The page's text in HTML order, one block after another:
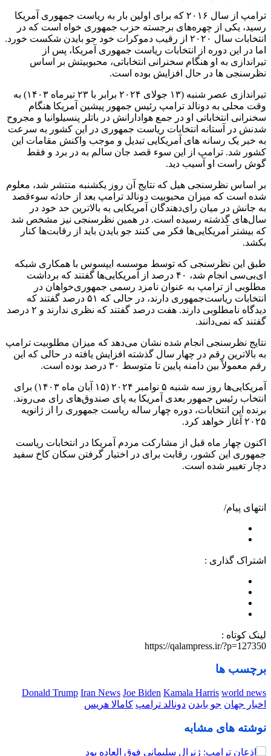
ترامپ از سال ۲۰۱۶ که برای اولین بار به ریاست جمهوری آمریکا
رسید، یکی از چهره‌های برجسته حزب جمهوری‌ خواه است که در
انتخابات سال ۲۰۲۰ از رقیب دموکرات خود جو بایدن شکست خورد.
اما در این دوره از انتخابات ریاست جمهوری آمریکا، پس از
تیراندازی به او هنگام سخنرانی انتخاباتی، محبوبیتش بر اساس
نظرسنجی ها در حال افزایش بوده است.
تیراندازی عصر شنبه (۱۳ جولای ۲۰۲۴ برابر با ۲۳ تیرماه ۱۴۰۳) به
وقت محلی به دونالد ترامپ رئیس جمهور پیشین آمریکا هنگام
سخنرانی انتخاباتی او در جمع هوادارانش در باتلر پنسیلوانیا و مجروح
شدنش در آستانه انتخابات ریاست جمهوری در این کشور به سرعت
به خبر یک رسانه های آمریکایی تبدیل و موجب واکنش مقامات این
کشور شد. ترامپ از این سوء قصد جان سالم به در برد و فقط
گوش راست او آسیب دید.
بر اساس نظرسنجی هیل که نتایج آن روز یکشنبه منتشر شد، معلوم
شده است که میزان محبوبیت دونالد ترامپ بعد از حادثه سوءقصد
به جانش در میان رای‌دهندگان آمریکایی به بالاترین حد خود در
سال‌های گذشته رسیده است. در همین نظرسنجی نیز مشخص شد
که بیشتر آمریکایی‌ها فکر می کنند جو بایدن باید از رقابت‌ها کنار
بکشد.
طبق این نظرسنجی که توسط موسسه ایپسوس با همکاری شبکه
ای‌بی‌سی انجام شد، ۴۰ درصد از آمریکایی‌ها گفتند که برداشت
مطلوبی از ترامپ به عنوان نامزد رسمی جمهوری‌خواهان در
انتخابات ریاست‌جمهوری دارند، در حالی که ۵۱ درصد گفتند که
دیدگاه نامطلوبی دارند. هفت درصد گفتند که نظری ندارند و ۲ درصد
گفتند که نمی‌دانند.
نتایج نظرسنجی انجام شده نشان می‌دهد که میزان مطلوبیت ترامپ
به بالاترین رقم در چهار سال گذشته افزایش یافته در حالی که این
رقم معمولاً بین دامنه پایین تا متوسط ‌۳۰ درصد بوده است.
آمریکایی‌ها روز سه شنبه ۵ نوامبر ۲۰۲۴ (۱۵ آبان ماه ۱۴۰۳) برای
انتخاب رئیس جمهور بعدی آمریکا به پای صندوق‌های رای می‌روند.
برنده این انتخابات، دوره چهار ساله ریاست جمهوری را از ژانویه
۲۰۲۵ آغاز خواهد کرد.
اکنون چهار ماه قبل از مشارکت مردم آمریکا در انتخابات ریاست
جمهوری این کشور، رقابت برای در اختیار گرفتن سکان کاخ سفید
دچار تغییر شده است.
انتهای پیام/
اشتراک گذاری :
لینک کوتاه :
https://qalampress.ir/?p=127350
برچسب ها
Donald Trump Iran News Joe Biden Kamala Harris world news
اخبار جهان جو بایدن دونالد ترامپ کامالا هریس
نوشته های مشابه